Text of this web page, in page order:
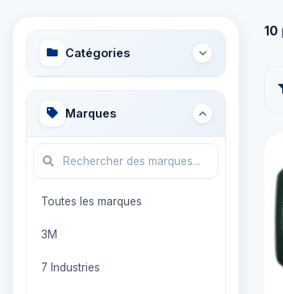
Catégories
Marques
Toutes les marques
3M
7 Industries
10